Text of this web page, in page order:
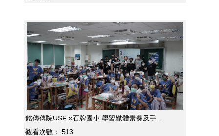
銘傳傳院USR x石牌國小 學習媒體素養及手...
觀看次數：
513